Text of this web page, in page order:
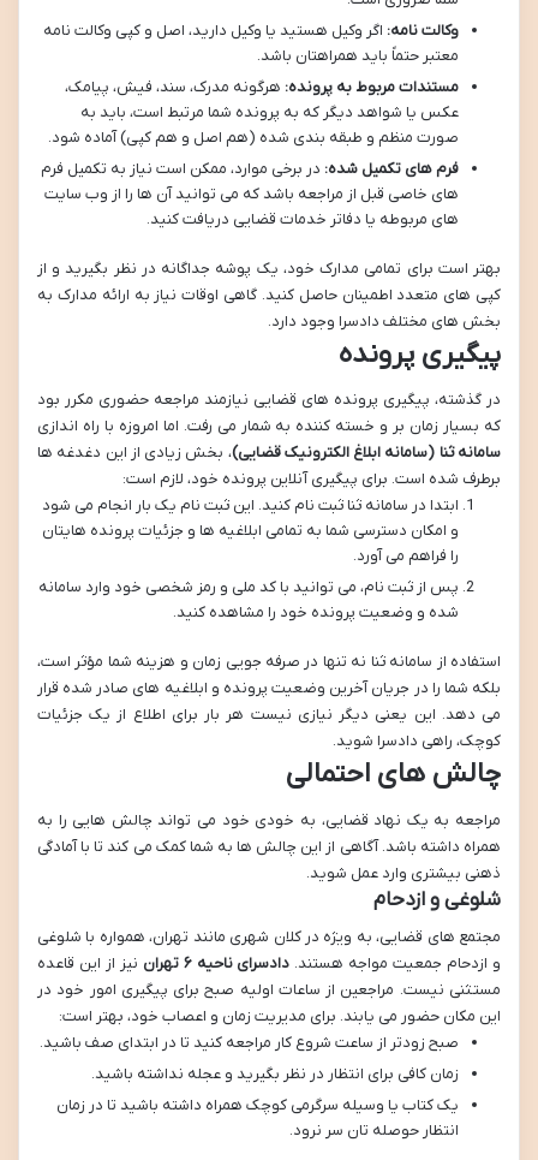
وکالت نامه: اگر وکیل هستید یا وکیل دارید، اصل و کپی وکالت نامه
معتبر حتماً باید همراهتان باشد.
مستندات مربوط به پرونده: هرگونه مدرک، سند، فیش، پیامک،
عکس یا شواهد دیگر که به پرونده شما مرتبط است، باید به
صورت منظم و طبقه بندی شده (هم اصل و هم کپی) آماده شود.
فرم های تکمیل شده: در برخی موارد، ممکن است نیاز به تکمیل فرم
های خاصی قبل از مراجعه باشد که می توانید آن ها را از وب سایت
های مربوطه یا دفاتر خدمات قضایی دریافت کنید.
بهتر است برای تمامی مدارک خود، یک پوشه جداگانه در نظر بگیرید و از
کپی های متعدد اطمینان حاصل کنید. گاهی اوقات نیاز به ارائه مدارک به
بخش های مختلف دادسرا وجود دارد.
پیگیری پرونده
در گذشته، پیگیری پرونده های قضایی نیازمند مراجعه حضوری مکرر بود
که بسیار زمان بر و خسته کننده به شمار می رفت. اما امروزه با راه اندازی
سامانه ثنا (سامانه ابلاغ الکترونیک قضایی)، بخش زیادی از این دغدغه ها
برطرف شده است. برای پیگیری آنلاین پرونده خود، لازم است:
ابتدا در سامانه ثنا ثبت نام کنید. این ثبت نام یک بار انجام می شود
و امکان دسترسی شما به تمامی ابلاغیه ها و جزئیات پرونده هایتان
را فراهم می آورد.
پس از ثبت نام، می توانید با کد ملی و رمز شخصی خود وارد سامانه
شده و وضعیت پرونده خود را مشاهده کنید.
استفاده از سامانه ثنا نه تنها در صرفه جویی زمان و هزینه شما مؤثر است،
بلکه شما را در جریان آخرین وضعیت پرونده و ابلاغیه های صادر شده قرار
می دهد. این یعنی دیگر نیازی نیست هر بار برای اطلاع از یک جزئیات
کوچک، راهی دادسرا شوید.
چالش های احتمالی
مراجعه به یک نهاد قضایی، به خودی خود می تواند چالش هایی را به
همراه داشته باشد. آگاهی از این چالش ها به شما کمک می کند تا با آمادگی
ذهنی بیشتری وارد عمل شوید.
شلوغی و ازدحام
مجتمع های قضایی، به ویژه در کلان شهری مانند تهران، همواره با شلوغی
و ازدحام جمعیت مواجه هستند. دادسرای ناحیه ۶ تهران
نیز از این قاعده
مستثنی نیست. مراجعین از ساعات اولیه صبح برای پیگیری امور خود در
این مکان حضور می یابند. برای مدیریت زمان و اعصاب خود، بهتر است:
صبح زودتر از ساعت شروع کار مراجعه کنید تا در ابتدای صف باشید.
زمان کافی برای انتظار در نظر بگیرید و عجله نداشته باشید.
یک کتاب یا وسیله سرگرمی کوچک همراه داشته باشید تا در زمان
انتظار حوصله تان سر نرود.